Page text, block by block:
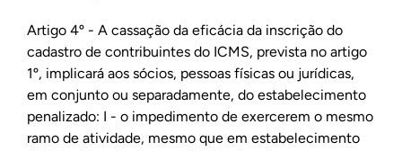
Artigo 4º - A cassação da eficácia da inscrição do
cadastro de contribuintes do ICMS, prevista no artigo
1º, implicará aos sócios, pessoas físicas ou jurídicas,
em conjunto ou separadamente, do estabelecimento
penalizado: I - o impedimento de exercerem o mesmo
ramo de atividade, mesmo que em estabelecimento